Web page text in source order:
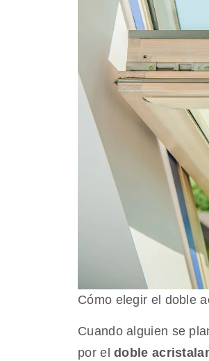
Cómo elegir el doble
Cuando alguien se
por eldoble